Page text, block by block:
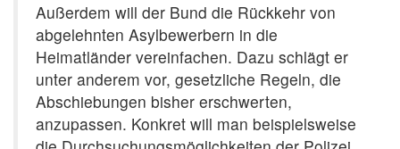
Außerdem will der Bund die Rückkehr von
abgelehnten Asylbewerbern in die
Heimatländer vereinfachen. Dazu schlägt er
unter anderem vor, gesetzliche Regeln, die
Abschiebungen bisher erschwerten,
anzupassen. Konkret will man beispielsweise